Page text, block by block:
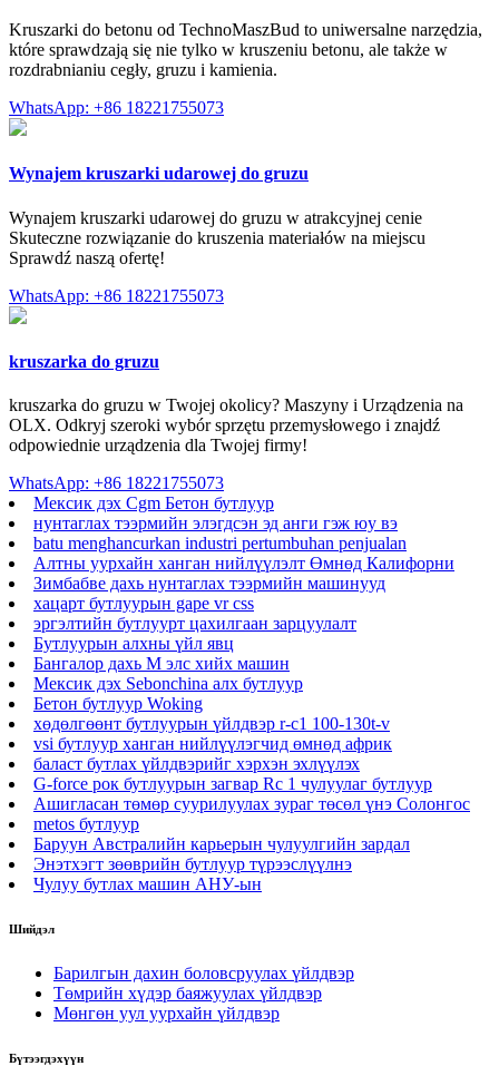
Kruszarki do betonu od TechnoMaszBud to uniwersalne narzędzia,
które sprawdzają się nie tylko w kruszeniu betonu, ale także w
rozdrabnianiu cegły, gruzu i kamienia.
WhatsApp: +86 18221755073
Wynajem kruszarki udarowej do gruzu
Wynajem kruszarki udarowej do gruzu w atrakcyjnej cenie
Skuteczne rozwiązanie do kruszenia materiałów na miejscu
Sprawdź naszą ofertę!
WhatsApp: +86 18221755073
kruszarka do gruzu
kruszarka do gruzu w Twojej okolicy? Maszyny i Urządzenia na
OLX. Odkryj szeroki wybór sprzętu przemysłowego i znajdź
odpowiednie urządzenia dla Twojej firmy!
WhatsApp: +86 18221755073
Мексик дэх Cgm Бетон бутлуур
нунтаглах тээрмийн элэгдсэн эд анги гэж юу вэ
batu menghancurkan industri pertumbuhan penjualan
Алтны уурхайн ханган нийлүүлэлт Өмнөд Калифорни
Зимбабве дахь нунтаглах тээрмийн машинууд
хацарт бутлуурын gape vr css
эргэлтийн бутлуурт цахилгаан зарцуулалт
Бутлуурын алхны үйл явц
Бангалор дахь M элс хийх машин
Мексик дэх Sebonchina алх бутлуур
Бетон бутлуур Woking
хөдөлгөөнт бутлуурын үйлдвэр r-c1 100-130t-v
vsi бутлуур ханган нийлүүлэгчид өмнөд африк
баласт бутлах үйлдвэрийг хэрхэн эхлүүлэх
G-force рок бутлуурын загвар Rc 1 чулуулаг бутлуур
Ашигласан төмөр суурилуулах зураг төсөл үнэ Солонгос
metos бутлуур
Баруун Австралийн карьерын чулуулгийн зардал
Энэтхэгт зөөврийн бутлуур түрээслүүлнэ
Чулуу бутлах машин АНУ-ын
Шийдэл
Барилгын дахин боловсруулах үйлдвэр
Төмрийн хүдэр баяжуулах үйлдвэр
Мөнгөн уул уурхайн үйлдвэр
Бүтээгдэхүүн